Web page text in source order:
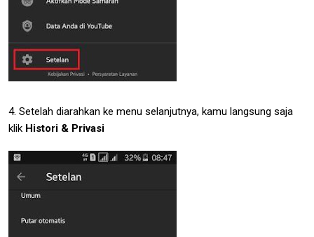
4. Setelah diarahkan ke menu selanjutnya, kamu langsung saja
klik Histori & Privasi